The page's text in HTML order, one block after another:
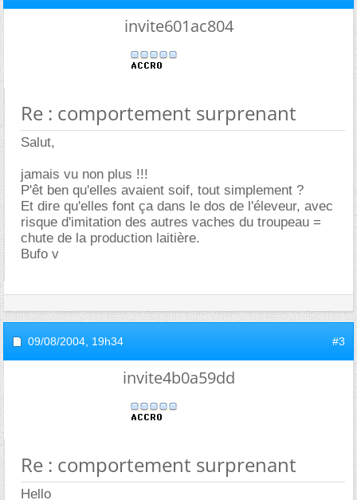
invite601ac804
Re : comportement surprenant
Salut,
jamais vu non plus !!!
P'êt ben qu'elles avaient soif, tout simplement ?
Et dire qu'elles font ça dans le dos de l'éleveur, avec
risque d'imitation des autres vaches du troupeau =
chute de la production laitière.
Bufo v
09/08/2004, 19h34 #3
invite4b0a59dd
Re : comportement surprenant
Hello